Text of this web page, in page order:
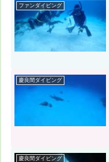
ファンダイビング
慶良間ダイビング
慶良間ダイビング